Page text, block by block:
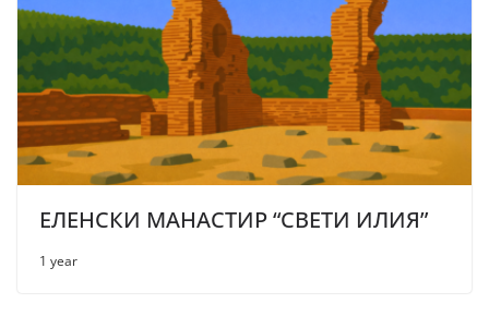
ЕЛЕНСКИ МАНАСТИР “СВЕТИ ИЛИЯ”
1 year